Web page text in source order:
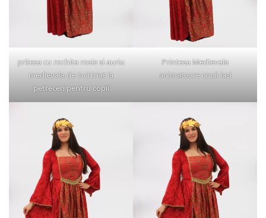
pritesa cu rochita rosie si auriu
medievala de inchiriat la
petreceri pentru copii
Printesa Medievala
animatoare copii iasi